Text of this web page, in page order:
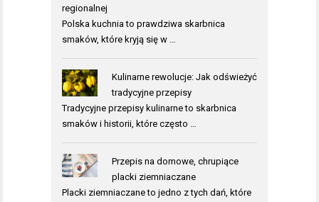
regionalnej
Polska kuchnia to prawdziwa skarbnica
smaków, które kryją się w …
Kulinarne rewolucje: Jak odświeżyć
tradycyjne przepisy
Tradycyjne przepisy kulinarne to skarbnica
smaków i historii, które często …
Przepis na domowe, chrupiące
placki ziemniaczane
Placki ziemniaczane to jedno z tych dań, które